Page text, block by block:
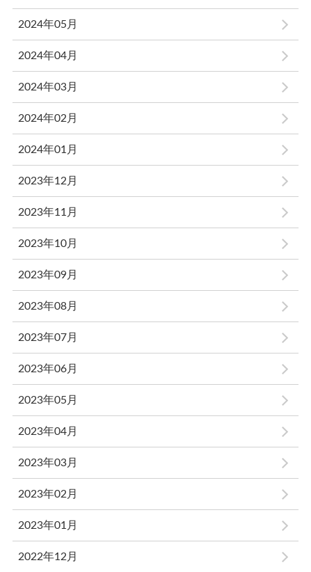
2024年05月
2024年04月
2024年03月
2024年02月
2024年01月
2023年12月
2023年11月
2023年10月
2023年09月
2023年08月
2023年07月
2023年06月
2023年05月
2023年04月
2023年03月
2023年02月
2023年01月
2022年12月